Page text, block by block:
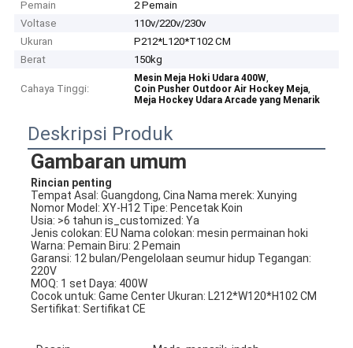
Pemain
2 Pemain
Voltase
110v/220v/230v
Ukuran
P212*L120*T102 CM
Berat
150kg
Cahaya Tinggi:
Mesin Meja Hoki Udara 400W,
Coin Pusher Outdoor Air Hockey Meja,
Meja Hockey Udara Arcade yang Menarik
Deskripsi Produk
Gambaran umum
Rincian penting
Tempat Asal: Guangdong, Cina Nama merek: Xunying
Nomor Model: XY-H12 Tipe: Pencetak Koin
Usia: >6 tahun is_customized: Ya
Jenis colokan: EU Nama colokan: mesin permainan hoki
Warna: Pemain Biru: 2 Pemain
Garansi: 12 bulan/Pengelolaan seumur hidup Tegangan:
220V
MOQ: 1 set Daya: 400W
Cocok untuk: Game Center Ukuran: L212*W120*H102 CM
Sertifikat: Sertifikat CE